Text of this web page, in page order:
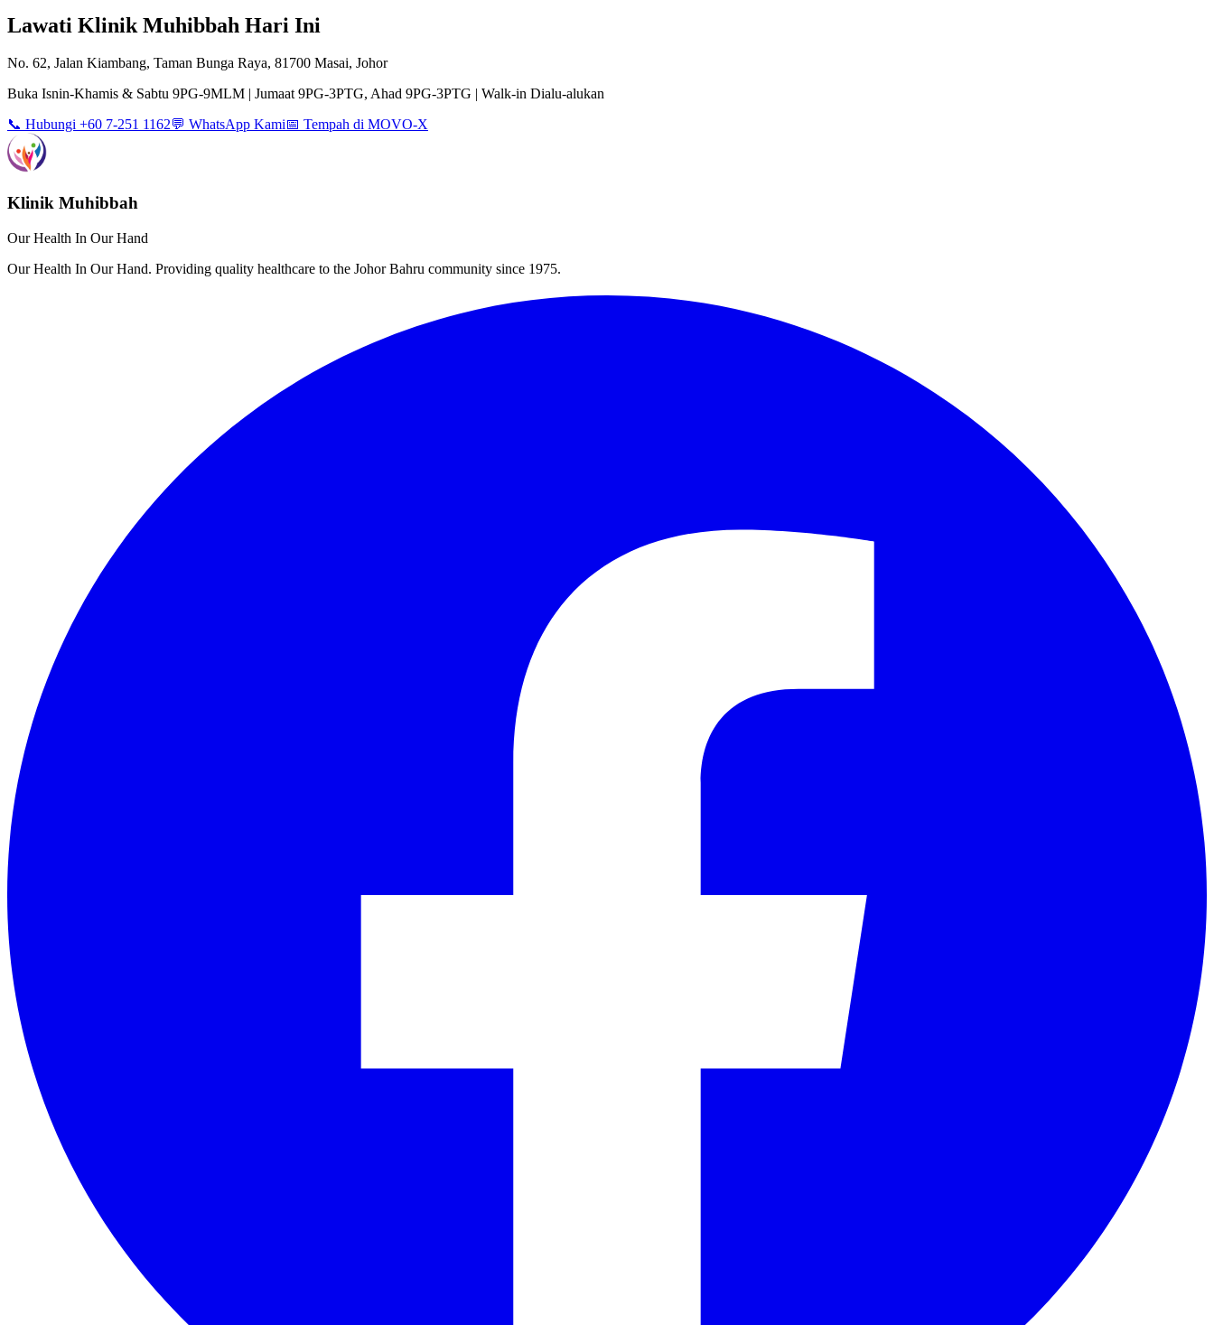
Lawati Klinik Muhibbah Hari Ini
No. 62, Jalan Kiambang, Taman Bunga Raya, 81700 Masai, Johor
Buka Isnin-Khamis & Sabtu 9PG-9MLM | Jumaat 9PG-3PTG, Ahad 9PG-3PTG | Walk-in Dialu-alukan
📞 Hubungi +60 7-251 1162💬 WhatsApp Kami📅 Tempah di MOVO-X
Klinik Muhibbah
Our Health In Our Hand
Our Health In Our Hand. Providing quality healthcare to the Johor Bahru community since 1975.